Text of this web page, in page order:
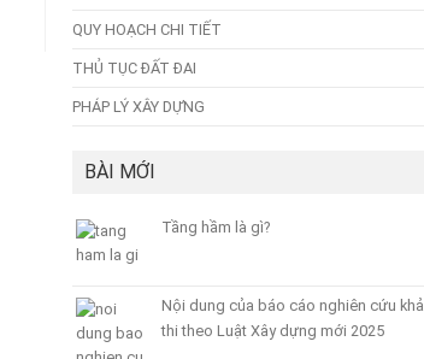
QUY HOẠCH CHI TIẾT
THỦ TỤC ĐẤT ĐAI
PHÁP LÝ XÂY DỰNG
BÀI MỚI
Tầng hầm là gì?
Nội dung của báo cáo nghiên cứu khả
thi theo Luật Xây dựng mới 2025